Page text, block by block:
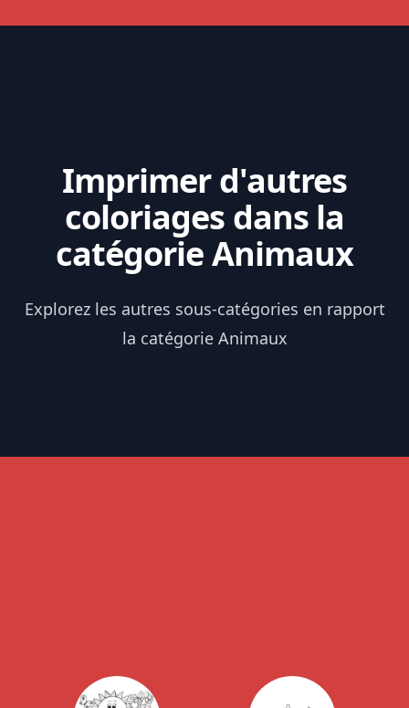
Imprimer d'autres
coloriages dans la
catégorie Animaux
Explorez les autres sous-catégories en rapport
la catégorie Animaux